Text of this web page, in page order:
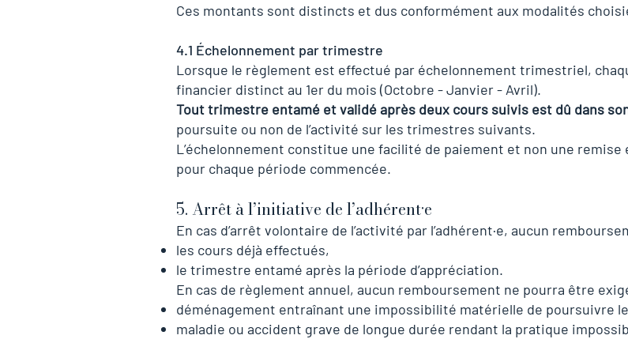
Ces montants sont distincts et dus conformément aux modalités
4.1 Échelonnement par trimestre
Lorsque le règlement est effectué par échelonnement trimestriel,
financier distinct au 1er du mois (Octobre - Janvier - Avril).
Tout trimestre entamé et validé après deux cours suivis est dû dans
poursuite ou non de l’activité sur les trimestres suivants.
L’échelonnement constitue une facilité de paiement et non une remise
pour chaque période commencée.
5. Arrêt à l’initiative de l’adhérent·e
En cas d’arrêt volontaire de l’activité par l’adhérent·e, aucun
les cours déjà effectués,
le trimestre entamé après la période d’appréciation.
En cas de règlement annuel, aucun remboursement ne pourra être
déménagement entraînant une impossibilité matérielle de poursuivre
maladie ou accident grave de longue durée rendant la pratique